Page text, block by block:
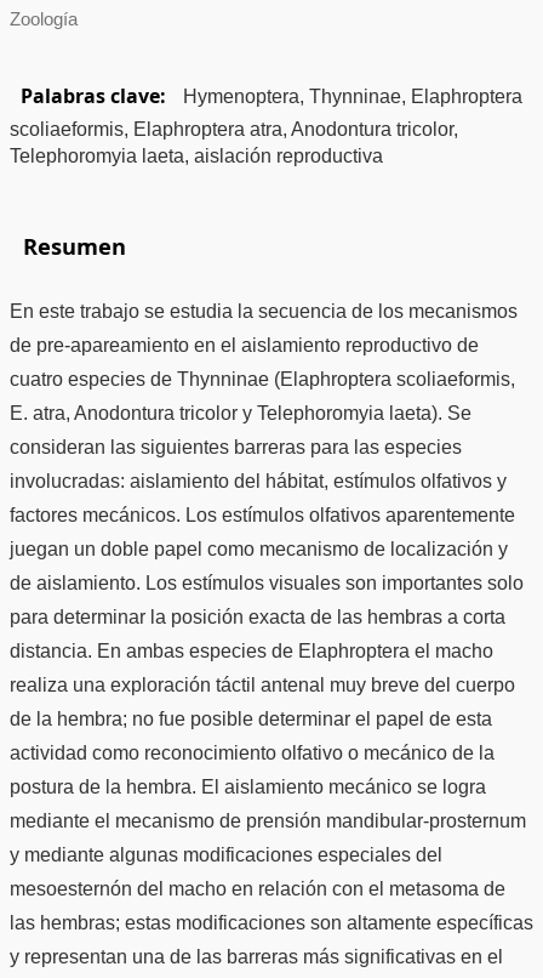
Zoología
Palabras clave:
Hymenoptera, Thynninae, Elaphroptera
scoliaeformis, Elaphroptera atra, Anodontura tricolor,
Telephoromyia laeta, aislación reproductiva
Resumen
En este trabajo se estudia la secuencia de los mecanismos
de pre-apareamiento en el aislamiento reproductivo de
cuatro especies de Thynninae (Elaphroptera scoliaeformis,
E. atra, Anodontura tricolor y Telephoromyia laeta). Se
consideran las siguientes barreras para las especies
involucradas: aislamiento del hábitat, estímulos olfativos y
factores mecánicos. Los estímulos olfativos aparentemente
juegan un doble papel como mecanismo de localización y
de aislamiento. Los estímulos visuales son importantes solo
para determinar la posición exacta de las hembras a corta
distancia. En ambas especies de Elaphroptera el macho
realiza una exploración táctil antenal muy breve del cuerpo
de la hembra; no fue posible determinar el papel de esta
actividad como reconocimiento olfativo o mecánico de la
postura de la hembra. El aislamiento mecánico se logra
mediante el mecanismo de prensión mandibular-prosternum
y mediante algunas modificaciones especiales del
mesoesternón del macho en relación con el metasoma de
las hembras; estas modificaciones son altamente específicas
y representan una de las barreras más significativas en el